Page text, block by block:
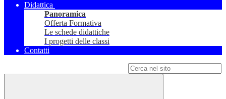
Didattica
Panoramica
Offerta Formativa
Le schede didattiche
I progetti delle classi
Contatti